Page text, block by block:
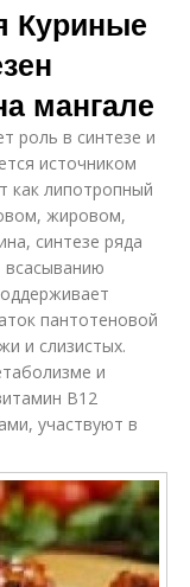
Куриные
мангале
роль в синтезе и
источником
как липотропный
жировом,
синтезе ряда
всасыванию
пантотеновой
и слизистых.
и
В12
участвуют в